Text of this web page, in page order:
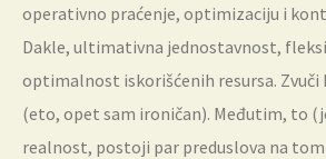
operativno praćenje, optimizaciju i
Dakle, ultimativna jednostavnost,
optimalnost iskorišćenih resursa. Zvuči
(eto, opet sam ironičan). Međutim, to
realnost, postoji par preduslova na